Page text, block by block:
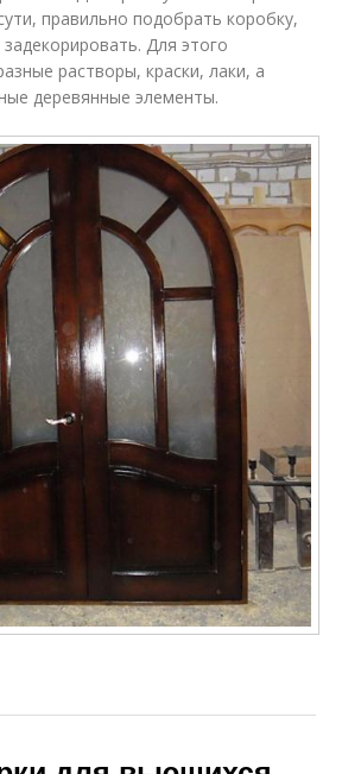
правильно подобрать коробку,
Для этого
растворы, краски, лаки, а
деревянные элементы.